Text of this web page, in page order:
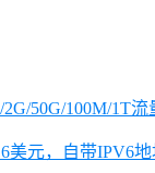
50G/100M/1T
元，自带IPV6